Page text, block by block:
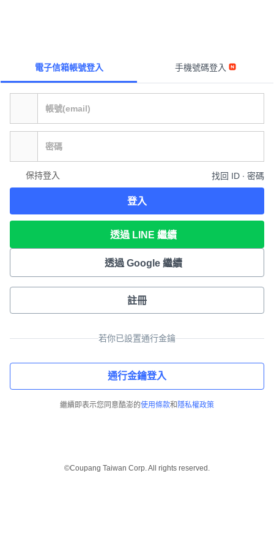
電子信箱帳號登入 手機號碼登入
保持登入 找回 ID ∙ 密碼
登入
透過 LINE 繼續
透過 Google 繼續
註冊
若你已設置通行金鑰
通行金鑰登入
繼續即表示您同意酷澎的使用條款和 隱私權政策
©Coupang Taiwan Corp. All rights reserved.